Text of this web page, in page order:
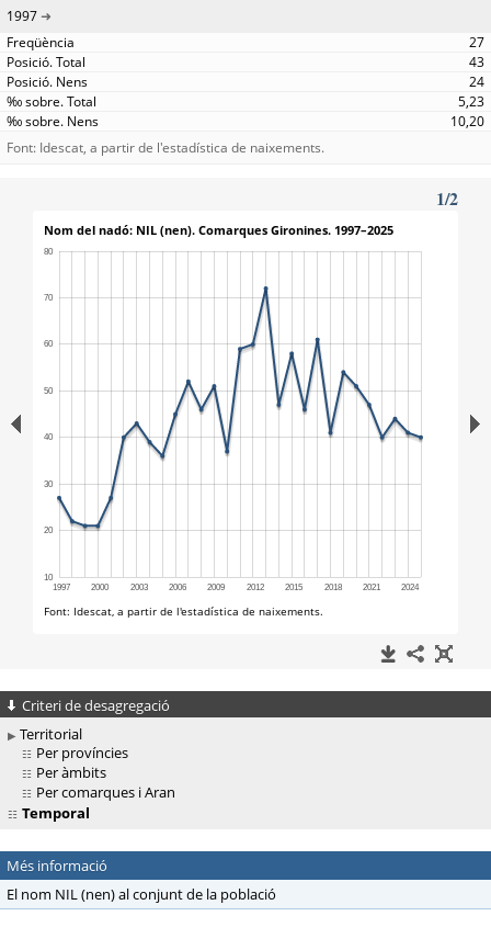
1997
27
43
24
5,23
10,20
Font: Idescat, a partir de l'estadística de naixements.
Criteri de desagregació
Territorial
Per províncies
Per àmbits
Per comarques i Aran
Temporal
Més informació
El nom NIL (nen) al conjunt de la població